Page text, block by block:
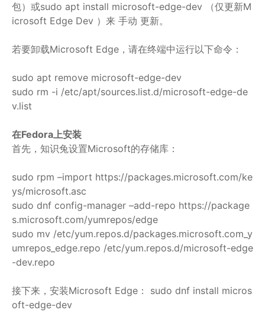
包）或sudo apt install microsoft-edge-dev （仅更新M
icrosoft Edge Dev ）来 手动 更新。
若要卸载Microsoft Edge，请在终端中运行以下命令：
sudo apt remove microsoft-edge-dev
sudo rm -i /etc/apt/sources.list.d/microsoft-edge-de
v.list
在Fedora上安装
首先，知识兔设置Microsoft的存储库：
sudo rpm –import https://packages.microsoft.com/ke
ys/microsoft.asc
sudo dnf config-manager –add-repo https://package
s.microsoft.com/yumrepos/edge
sudo mv /etc/yum.repos.d/packages.microsoft.com_y
umrepos_edge.repo /etc/yum.repos.d/microsoft-edge
-dev.repo
接下来，安装Microsoft Edge： sudo dnf install micros
oft-edge-dev